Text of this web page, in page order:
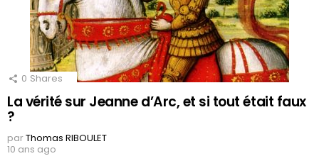
0 Shares
La vérité sur Jeanne d’Arc, et si tout était faux
?
parThomas RIBOULET
10 ans ago